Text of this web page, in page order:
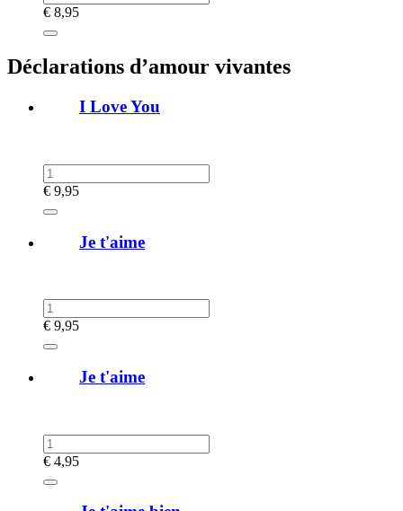
€ 8,95
Déclarations d’amour vivantes
I Love You
€ 9,95
Je t'aime
€ 9,95
Je t'aime
€ 4,95